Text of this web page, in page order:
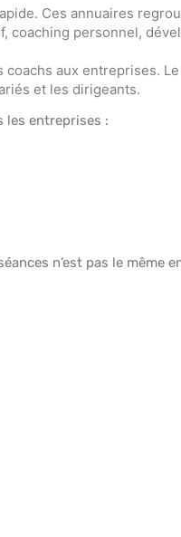
Ces annuaires
coaching personnel,
aux entreprises.
et les dirigeants.
les entreprises :
n’est pas le même